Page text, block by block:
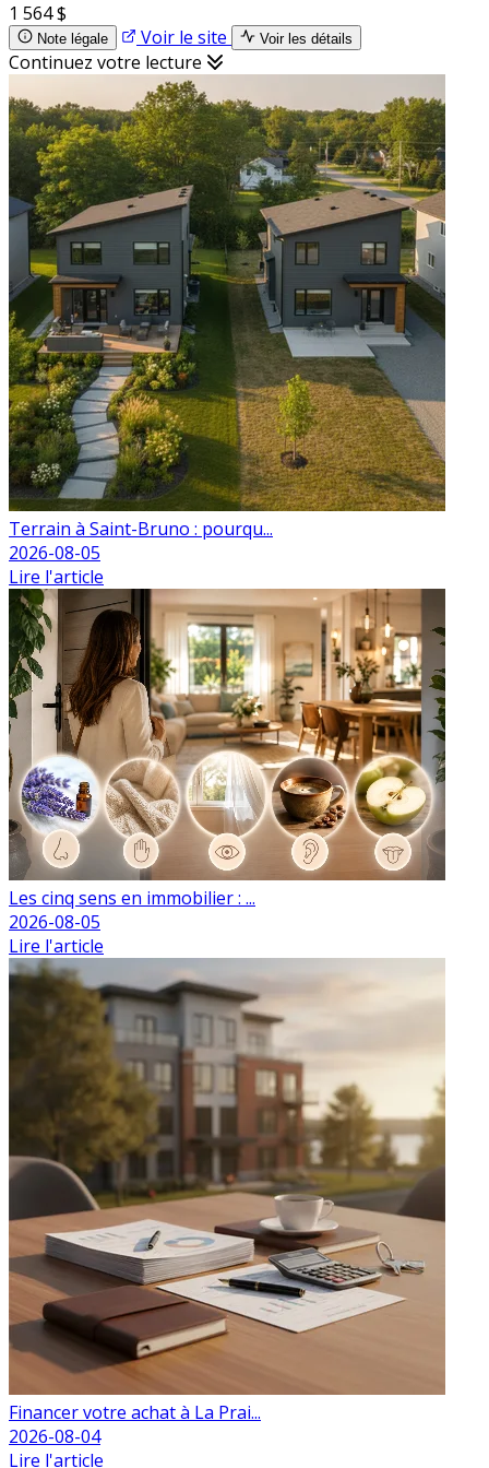
1 564 $
Note légale Voir le site Voir les détails
Continuez votre lecture
Terrain à Saint-Bruno : pourqu...
2026-08-05
Lire l'article
Les cinq sens en immobilier : ...
2026-08-05
Lire l'article
Financer votre achat à La Prai...
2026-08-04
Lire l'article